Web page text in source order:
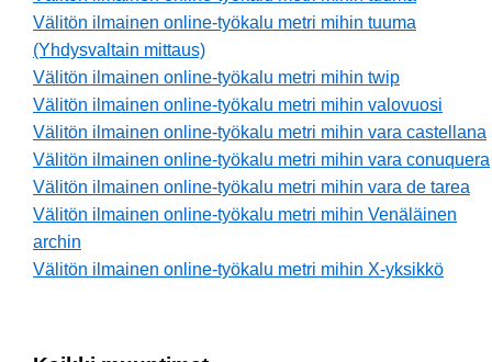
Välitön ilmainen online-työkalu metri mihin tuuma
(Yhdysvaltain mittaus)
Välitön ilmainen online-työkalu metri mihin twip
Välitön ilmainen online-työkalu metri mihin valovuosi
Välitön ilmainen online-työkalu metri mihin vara castellana
Välitön ilmainen online-työkalu metri mihin vara conuquera
Välitön ilmainen online-työkalu metri mihin vara de tarea
Välitön ilmainen online-työkalu metri mihin Venäläinen
archin
Välitön ilmainen online-työkalu metri mihin X-yksikkö